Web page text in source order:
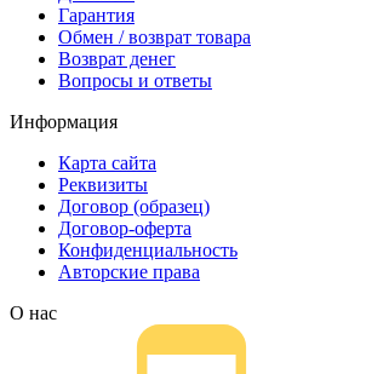
Гарантия
Обмен / возврат товара
Возврат денег
Вопросы и ответы
Информация
Карта сайта
Реквизиты
Договор (образец)
Договор-оферта
Конфиденциальность
Авторские права
О нас